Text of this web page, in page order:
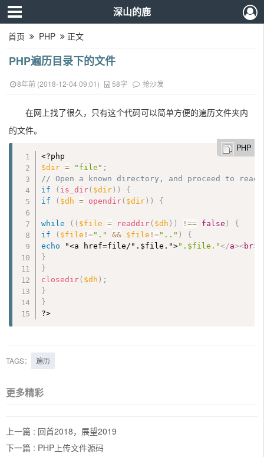
深山的鹿
首页 PHP 正文
PHP遍历目录下的文件
8年前 (2018-12-04 09:01) 58字 抢沙发
在网上找了很久，只有这个代码可以简单方便的遍历文件夹内
的文件。
PHP
<?php
$dir = "file" ;
// Open a known directory, and proceed to
if
( is_dir ( $dir) )
{
if
( $dh = opendir ( $dir) ) {
while ( ( $file = readdir ( $dh ) ) !== false )
{
if
( $file !="." && $file !=".." )
{
echo "<a href=file/".$file.">".$file."</a><br>
}
}
closedir ( $dh ) ;
}
}
?>
TAGS： 遍历
更多精彩
上一篇 : 回首2018，展望2019
下一篇 : PHP上传文件源码